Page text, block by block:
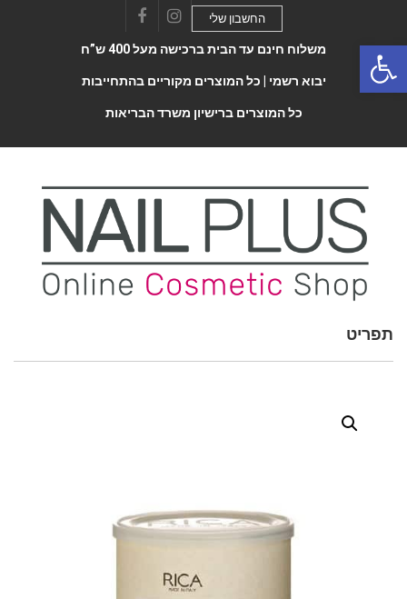
FacebookInstagram
החשבון שלי
משלוח חינם עד הבית ברכישה מעל 400 ש”ח
יבוא רשמי | כל המוצרים מקוריים בהתחייבות
כל המוצרים ברישיון משרד הבריאות
Toggle
תפריט